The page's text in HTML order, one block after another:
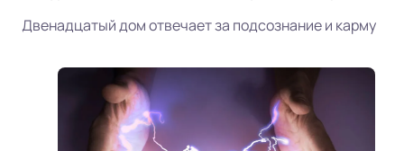
Двенадцатый дом отвечает за подсознание и карму